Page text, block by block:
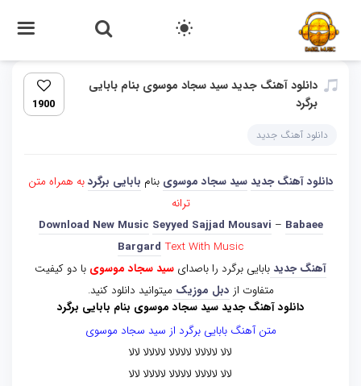
دانلود آهنگ جدید سید سجاد موسوی بنام بابایی
برگرد
1900
دانلود آهنگ جدید
دانلود آهنگ جدید سید سجاد موسوی بنام بابایی برگرد به همراه متن
ترانه
Download New Music Seyyed Sajjad Mousavi – Babaee
Bargard Text With Music
آهنگ جدید بابایی برگرد را باصدای سید سجاد موسوی با دو کیفیت
متفاوت از دبل موزیکمیتوانید دانلود کنید.
دانلود آهنگ جدید سید سجاد موسوی بنام بابایی برگرد
متن آهنگ بابایی برگرد از سید سجاد موسوی
لالا لالالالا لالالالا لالالالا لالا
لالا لالالالا لالالالا لالالالا لالا